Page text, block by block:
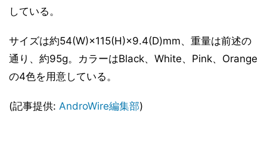
している。
サイズは約54(W)×115(H)×9.4(D)mm、重量は前述の
通り、約95g。カラーはBlack、White、Pink、Orange
の4色を用意している。
(記事提供: AndroWire編集部)